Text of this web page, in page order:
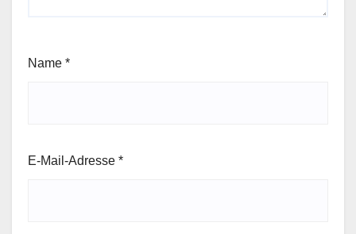
Name *
E-Mail-Adresse *